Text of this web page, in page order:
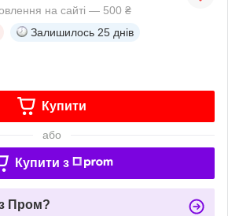
на сайті — 500 ₴
Залишилось 25 днів
Купити
або
Купити з
Пром?